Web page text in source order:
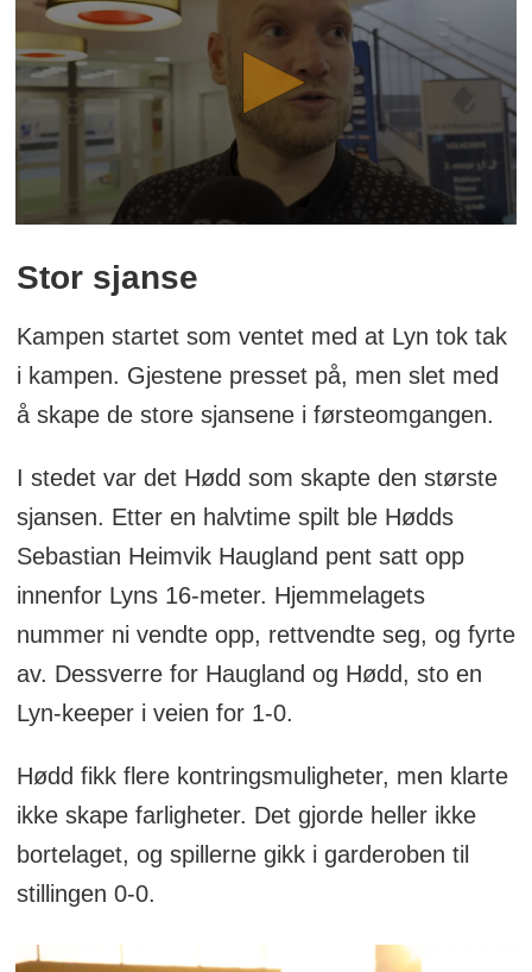
Stor sjanse
Kampen startet som ventet med at Lyn tok tak
i kampen. Gjestene presset på, men slet med
å skape de store sjansene i førsteomgangen.
I stedet var det Hødd som skapte den største
sjansen. Etter en halvtime spilt ble Hødds
Sebastian Heimvik Haugland pent satt opp
innenfor Lyns 16-meter. Hjemmelagets
nummer ni vendte opp, rettvendte seg, og fyrte
av. Dessverre for Haugland og Hødd, sto en
Lyn-keeper i veien for 1-0.
Hødd fikk flere kontringsmuligheter, men klarte
ikke skape farligheter. Det gjorde heller ikke
bortelaget, og spillerne gikk i garderoben til
stillingen 0-0.